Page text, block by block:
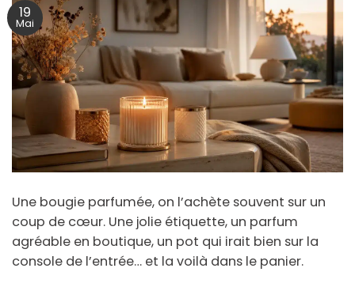
19
Mai
Une bougie parfumée, on l’achète souvent sur un
coup de cœur. Une jolie étiquette, un parfum
agréable en boutique, un pot qui irait bien sur la
console de l’entrée… et la voilà dans le panier.